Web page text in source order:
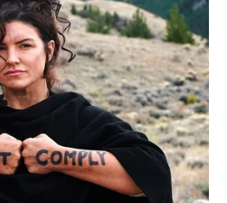
речей, я тобі все куплю,
на вулиці не дуже тепло –
що одяг на її дочці далеко